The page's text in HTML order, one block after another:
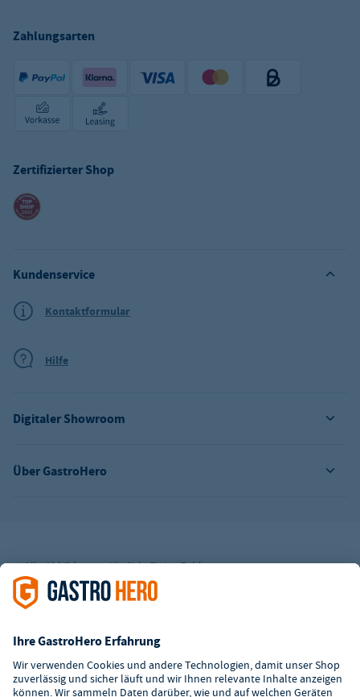
Zahlungsarten
Zertifizierter Shop
Über GastroHero
Digitaler Showroom
Kundenservice
Kontaktformular
Hilfe
Alle Abbildungen ähnlich. Einige Zahlungsarten
könnenZusatzkostenverursachen.
² Unverbindl. Preisempfehlung des Herstellers
i.H.v. 7,90€ (zzgl. Mwst.)
**Die Tiefpreisgarantie ist nicht mit anderen Aktionen oder
Rabatten kombinierbar.